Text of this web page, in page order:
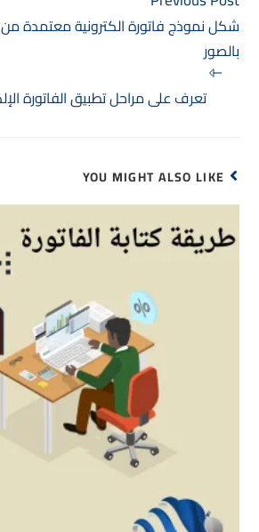
شكل نموذج فاتورة الكترونية معتمدة من
بالصور
تعرف على مراحل تطبيق الفاتورة
YOU MIGHT ALSO LIKE